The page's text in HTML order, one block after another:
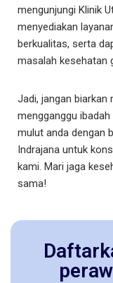
mengunjungi Klinik
menyediakan
berkualitas, serta
masalah kesehatan
Jadi, jangan
mengganggu
mulut anda dengan
Indrajana untuk
kami. Mari jaga
sama!